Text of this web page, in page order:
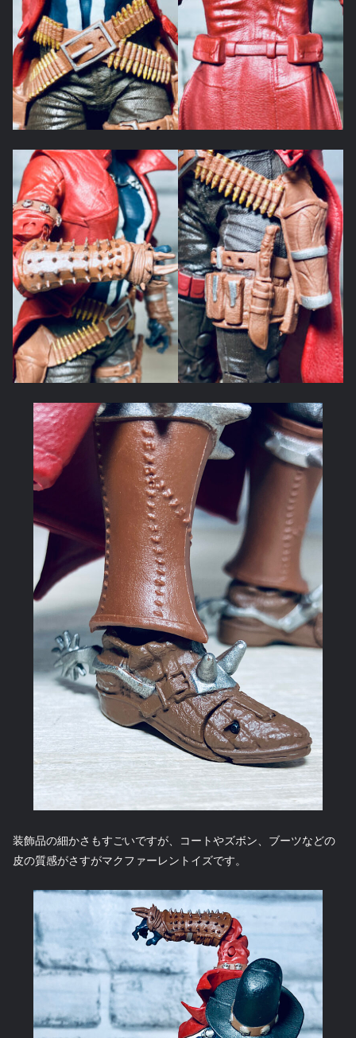
装飾品の細かさもすごいですが、コートやズボン、ブーツなどの
皮の質感がさすがマクファーレントイズです。